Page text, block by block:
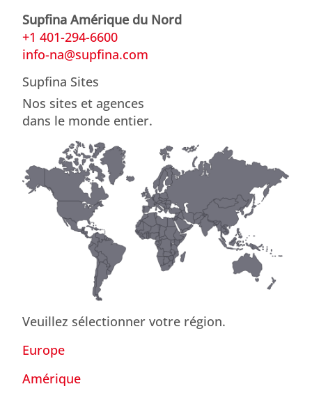
Supfina Amérique du Nord
+1 401-294-6600
info-na@supfina.com
Supfina Sites
Nos sites et agences
dans le monde entier.
Veuillez sélectionner votre région.
Europe
Amérique